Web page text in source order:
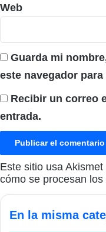
Web
Guarda mi
este navegador
Recibir un correo
entrada.
Este sitio usa
cómo se procesan
En la misma